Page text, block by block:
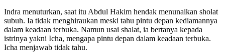
Indra menuturkan, saat itu Abdul Hakim hendak menunaikan sholat
subuh. Ia tidak menghiraukan meski tahu pintu depan kediamannya
dalam keadaan terbuka. Namun usai shalat, ia bertanya kepada
istrinya yakni Icha, mengapa pintu depan dalam keadaan terbuka.
Icha menjawab tidak tahu.